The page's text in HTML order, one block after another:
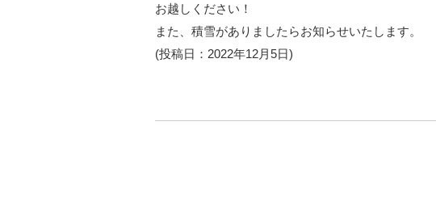
お越しください！
また、積雪がありましたらお知らせいたします。
(投稿日：2022年12月5日)